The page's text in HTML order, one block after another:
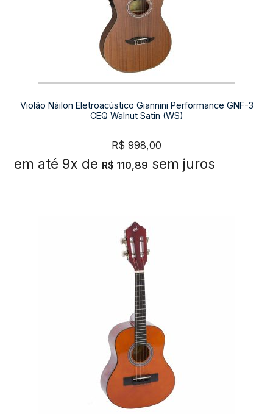
Violão Náilon Eletroacústico Giannini Performance GNF-3
CEQ Walnut Satin (WS)
R$ 998,00
em até 9x de R$ 110,89 sem juros